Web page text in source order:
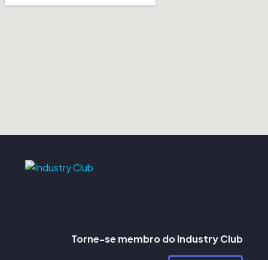
Torne-se membro do Industry Club